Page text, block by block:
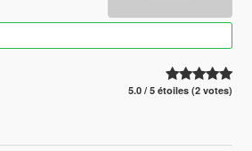
5.0 / 5 étoiles (2 votes)